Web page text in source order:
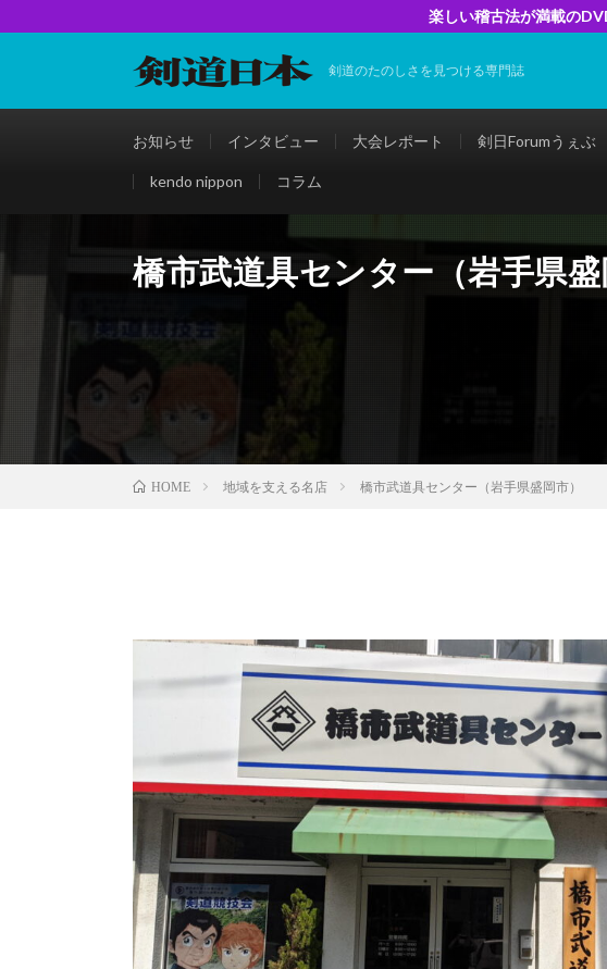
楽しい稽古法が満載の
剣道のたのしさを見つける専門誌
お知らせ インタビュー 大会レポート 剣日Forumうぇぶ
kendo nippon コラム
橋市武道具センター（岩手県盛
HOME 地域を支える名店 橋市武道具センター（岩手県盛岡市）